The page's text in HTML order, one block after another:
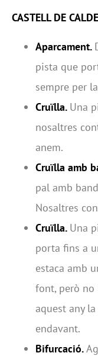
CASTELL DE
Aparcament.
pista que
sempre per
Cruïlla. Una
nosaltres
anem.
Cruïlla amb
pal amb
Nosaltres
Cruïlla. Una
porta fins a
estaca amb
font, però no
aquest any
endavant.
Bifurcació.